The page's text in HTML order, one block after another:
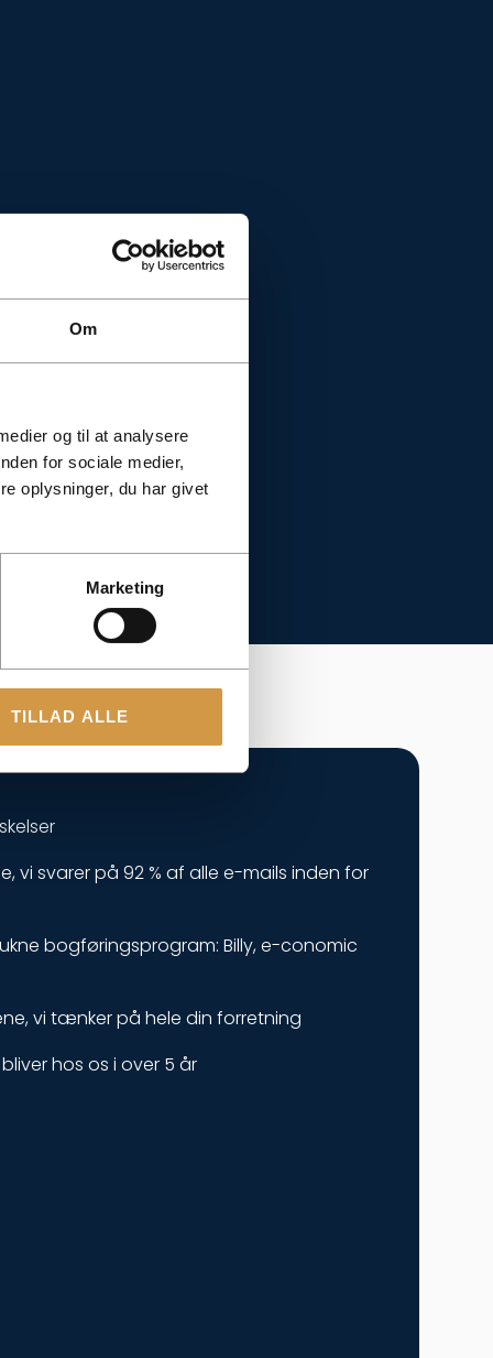
Om
og til at analysere
for sociale medier,
oplysninger, du har givet
Marketing
TILLAD ALLE
vi svarer på 92 % af alle e-mails inden for
bogføringsprogram: Billy, e-conomic
vi tænker på hele din forretning
hos os i over 5 år